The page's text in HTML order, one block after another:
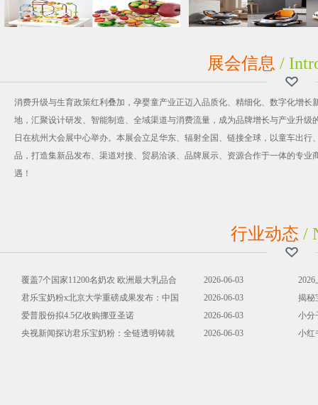
展会信息 /
消费升级与生育政策红利叠加，孕婴童产业正迈入品质化、精细化、数字化增
地，汇聚设计研发、智能制造、全域渠道与消费流量，成为品牌增长与产业升级
日在杭州大会展中心举办。本展会立足华东、辐射全国、链接全球，以童车出
品，打造集新品发布、渠道对接、贸易洽谈、品牌展示、资源合作于一体的专
遇！
行业动态 /
覆盖7个国家11200名奶农 欧洲最大乳品合
作社诞生
2026-06-03
素矿
君乐宝奶粉x北京大学重磅成果发布：中国
多民族母乳
2026-06-03
揭秘
方，
爱普股份拟4.5亿收购挪亚圣诺 2026-06-03
小分
央视新闻探访君乐宝奶粉：全链透明铸就
2026-06-03 小红